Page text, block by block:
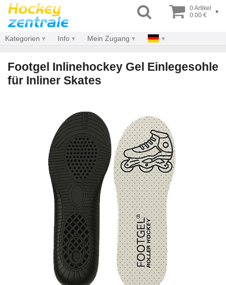
0 Artikel
0.00 €
▾
Kategorien Info Mein Zugang
Footgel Inlinehockey Gel Einlegesohle
für Inliner Skates